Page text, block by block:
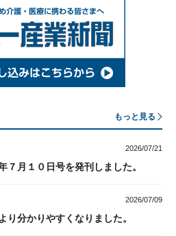
もっと見る
2026/07/21
７月１０日号を発刊しました。
2026/07/09
り分かりやすくなりました。